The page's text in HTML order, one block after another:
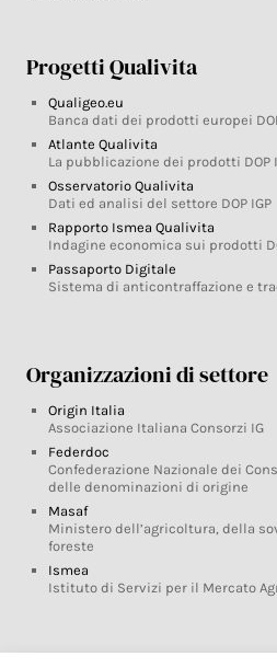
Progetti Qualivita
Qualigeo.eu
Banca dati dei prodotti europei
Atlante Qualivita
La pubblicazione dei prodotti DOP
Osservatorio Qualivita
Dati ed analisi del settore DOP IGP
Rapporto Ismea Qualivita
Indagine economica sui prodotti
Passaporto Digitale
Sistema di anticontraffazione e
Organizzazioni di settore
Origin Italia
Associazione Italiana Consorzi IG
Federdoc
Confederazione Nazionale dei
delle denominazioni di origine
Masaf
Ministero dell’agricoltura, della
foreste
Ismea
Istituto di Servizi per il Mercato